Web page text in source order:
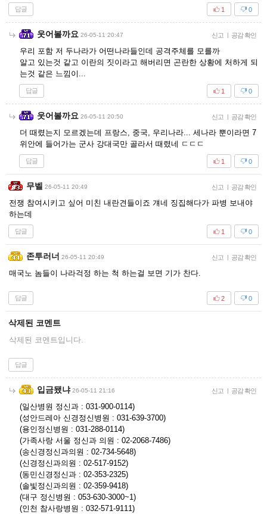
답글 0
1
웃어볼까요 26-05-11 20:47 신고 | 공감 확인
우리 포함 저 두나라가 어떤나라들인데 공격주체를 모를까
알고 있는것 같고 이란의 짓이라고 해버리면 곤란한 상황에 처하게 되
는것 같은 느낌이...
답글 0
1
웃어볼까요 26-05-11 20:50 신고 | 공감 확인
더 때렸는지 모르겠는데 프랑스, 중국, 우리나라... 세나라 뿐이라면 7
위안에 들어가는 군사 강대국만 골라서 때렸네 ㄷㄷㄷ
답글 0
1
무벨 26-05-11 20:49 신고 | 공감 확인
전쟁 참여시키고 싶어 미친 내란견들이죠 걔네 징집해다가 파병 보내야
하는데
답글 0
1
존투러너 26-05-11 20:49 신고 | 공감 확인
매국노 놈들이 나라걱정 하는 척 하는걸 보면 기가 찬다.
답글 0
2
삭제된 코멘트
삭제된 코멘트입니다.
답글
입금됐냐 26-05-11 21:16 신고 | 공감 확인
(일산병원 정신과 : 031-900-0114)
(성안드레아 신경정신병원 : 031-639-3700)
(용인정신병원 : 031-288-0114)
(가족사랑 서울 정신과 의원 : 02-2068-7486)
(송신경정신과의원 : 02-734-5648)
(신경정신과의원 : 02-517-9152)
(동민신경정신과 : 02-353-2325)
(솔빛정신과의원 : 02-359-9418)
(대구 정신병원 : 053-630-3000~1)
(인천 참사랑병원 : 032-571-9111)